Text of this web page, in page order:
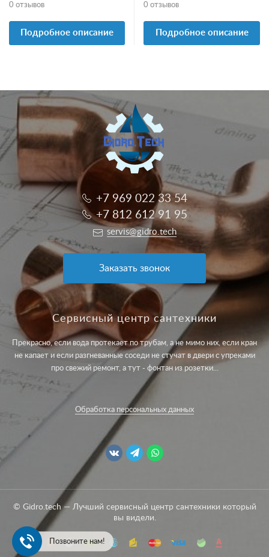
0 отзывов
Подробное описание
0 отзывов
Подробное описание
+7 969 022 33 54
+7 812 612 91 95
servis@gidro.tech
Заказать звонок
Сервисный центр сантехники
Прекрасно, если вода протекает по трубам, а не мимо них, если кран
не капает и если разгневанные соседи не стучат в двери с упреками
про свежий ремонт, а тут - фонтан из розетки...
Обработка персональных данных
© Gidro.tech — Лучший сервисный центр сантехники который
вы видели.
Позвоните нам!